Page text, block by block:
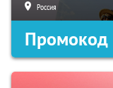
Россия
Промокод